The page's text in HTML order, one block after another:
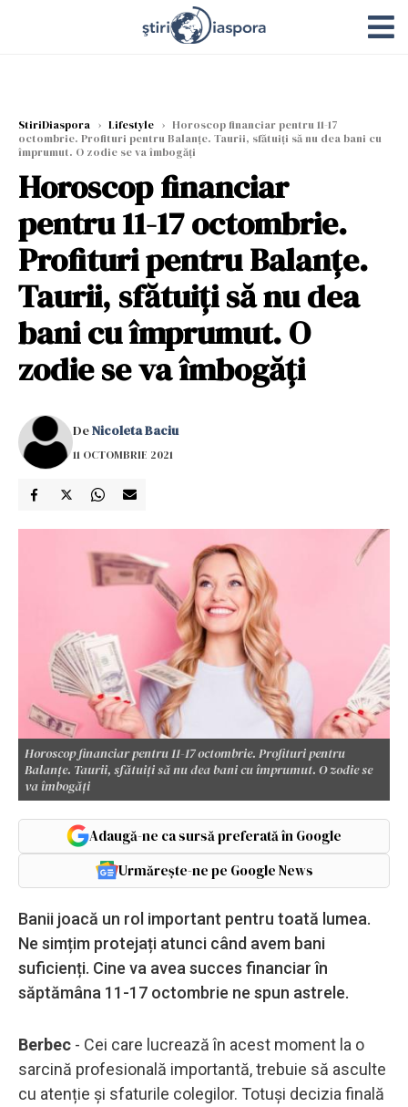
StiriDiaspora › Lifestyle › Horoscop financiar pentru 11-17
octombrie. Profituri pentru Balanțe. Taurii, sfătuiți să nu dea bani cu
împrumut. O zodie se va îmbogăți
Horoscop financiar
pentru 11-17 octombrie.
Profituri pentru Balanțe.
Taurii, sfătuiți să nu dea
bani cu împrumut. O
zodie se va îmbogăți
DeNicoleta Baciu
11 OCTOMBRIE 2021
Horoscop financiar pentru 11-17 octombrie. Profituri pentru
Balanțe. Taurii, sfătuiți să nu dea bani cu împrumut. O zodie se
va îmbogăți
Adaugă-ne ca sursă preferată în Google
Urmărește-ne pe Google News
Banii joacă un rol important pentru toată lumea.
Ne simțim protejați atunci când avem bani
suficienți. Cine va avea succes financiar în
săptămâna 11-17 octombrie ne spun astrele.
Berbec - Cei care lucrează în acest moment la o
sarcină profesională importantă, trebuie să asculte
cu atenție și sfaturile colegilor. Totuși decizia finală